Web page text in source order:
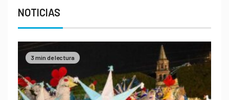
NOTICIAS
3 min de lectura